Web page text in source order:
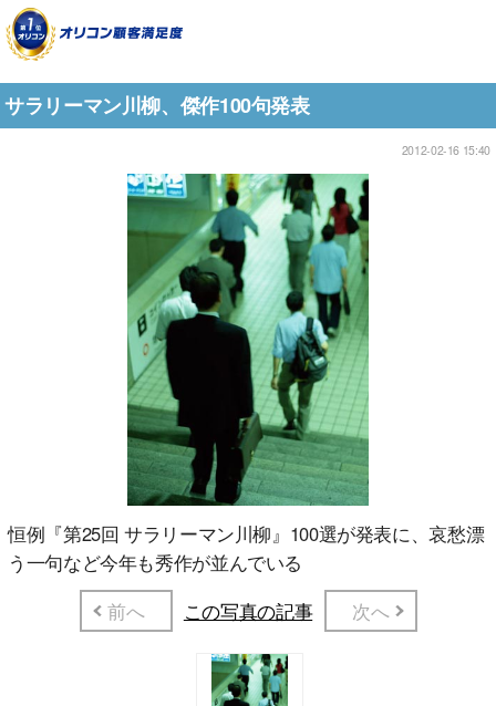
サラリーマン川柳、傑作100句発表
2012-02-16 15:40
恒例『第25回 サラリーマン川柳』100選が発表に、哀愁漂
う一句など今年も秀作が並んでいる
前へ
この写真の記事 次へ